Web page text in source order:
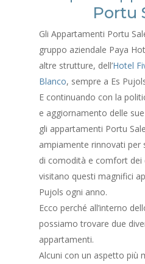
Portu
Gli Appartamenti Portu
gruppo aziendale Paya
altre strutture, dell’Hotel
Blanco, sempre a Es
E continuando con la
e aggiornamento delle
gli appartamenti Portu
ampiamente rinnovati per
di comodità e comfort dei
visitano questi magnifici
Pujols ogni anno.
Ecco perché all’interno
possiamo trovare due
appartamenti.
Alcuni con un aspetto più